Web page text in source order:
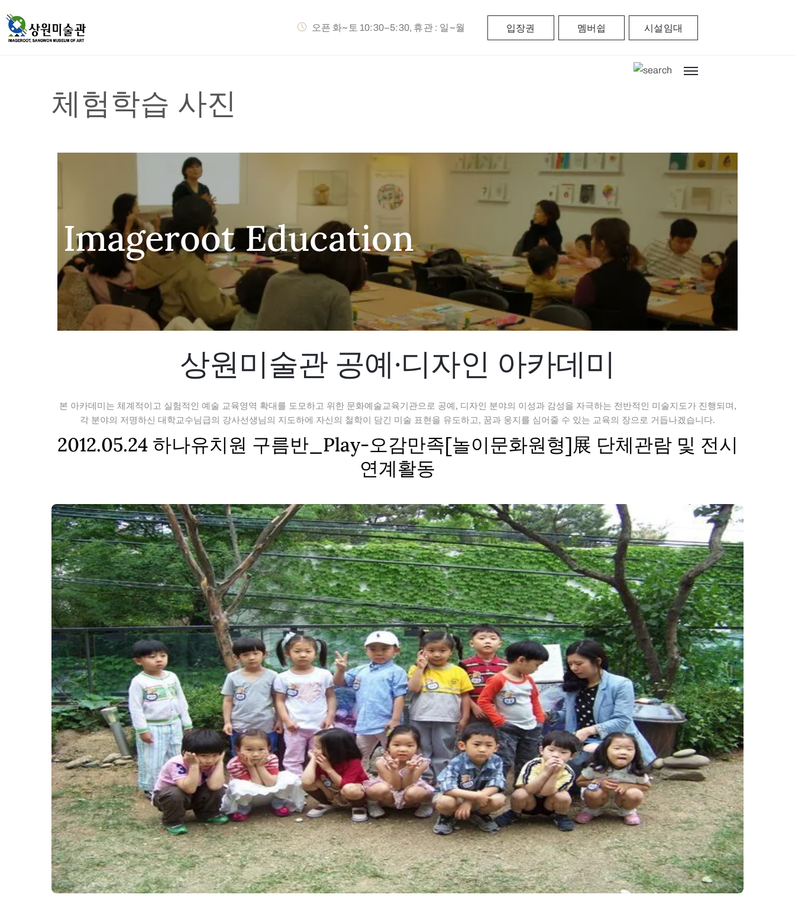
오픈 화~토 10:30–5:30, 휴관 : 일~월 입장권 멤버쉽 시설임대
체험학습 사진
Imageroot Education
상원미술관 공예·디자인 아카데미
본 아카데미는 체계적이고 실험적인 예술 교육영역 확대를 도모하고 위한 문화예술교육기관으로 공예, 디자인 분야의 이성과 감성을 자극하는 전반적인 미술지도가 진행되며,
각 분야의 저명하신 대학교수님급의 강사선생님의 지도하에 자신의 철학이 담긴 미술 표현을 유도하고, 꿈과 웅지를 심어줄 수 있는 교육의 장으로 거듭나겠습니다.
2012.05.24 하나유치원 구름반_Play-오감만족[놀이문화원형]展 단체관람 및 전시
연계활동